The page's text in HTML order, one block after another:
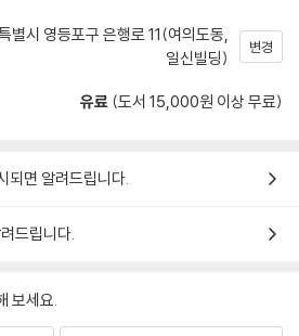
별시 영등포구 은행로 11(여의도동,
일신빌딩)
변경
유료 (도서 15,000원 이상 무료)
되면 알려드립니다.
드립니다.
보세요.